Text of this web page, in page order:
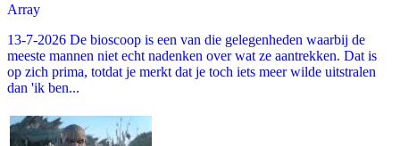
Array
13-7-2026 De bioscoop is een van die gelegenheden waarbij de
meeste mannen niet echt nadenken over wat ze aantrekken. Dat is
op zich prima, totdat je merkt dat je toch iets meer wilde uitstralen
dan 'ik ben...